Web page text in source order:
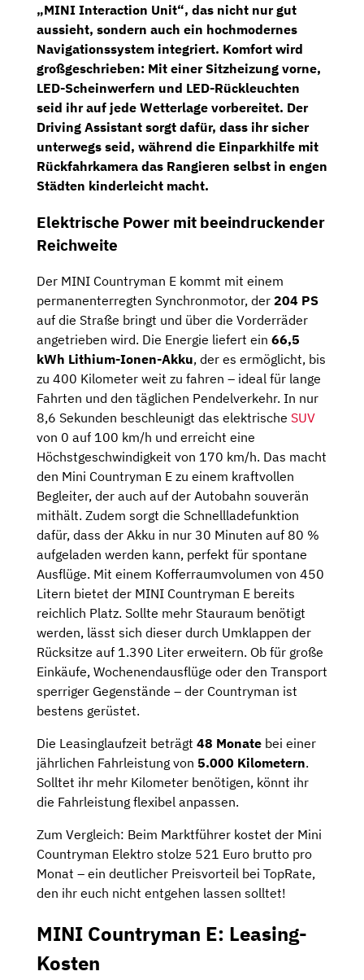
„MINI Interaction Unit“, das nicht nur gut
aussieht, sondern auch ein hochmodernes
Navigationssystem integriert. Komfort wird
großgeschrieben: Mit einer Sitzheizung vorne,
LED-Scheinwerfern und LED-Rückleuchten
seid ihr auf jede Wetterlage vorbereitet. Der
Driving Assistant sorgt dafür, dass ihr sicher
unterwegs seid, während die Einparkhilfe mit
Rückfahrkamera das Rangieren selbst in engen
Städten kinderleicht macht.
Elektrische Power mit beeindruckender
Reichweite
Der MINI Countryman E kommt mit einem
permanenterregten Synchronmotor, der 204 PS
auf die Straße bringt und über die Vorderräder
angetrieben wird. Die Energie liefert ein 66,5
kWh Lithium-Ionen-Akku, der es ermöglicht, bis
zu 400 Kilometer weit zu fahren – ideal für lange
Fahrten und den täglichen Pendelverkehr. In nur
8,6 Sekunden beschleunigt das elektrische SUV
von 0 auf 100 km/h und erreicht eine
Höchstgeschwindigkeit von 170 km/h. Das macht
den Mini Countryman E zu einem kraftvollen
Begleiter, der auch auf der Autobahn souverän
mithält. Zudem sorgt die Schnellladefunktion
dafür, dass der Akku in nur 30 Minuten auf 80 %
aufgeladen werden kann, perfekt für spontane
Ausflüge. Mit einem Kofferraumvolumen von 450
Litern bietet der MINI Countryman E bereits
reichlich Platz. Sollte mehr Stauraum benötigt
werden, lässt sich dieser durch Umklappen der
Rücksitze auf 1.390 Liter erweitern. Ob für große
Einkäufe, Wochenendausflüge oder den Transport
sperriger Gegenstände – der Countryman ist
bestens gerüstet.
Die Leasinglaufzeit beträgt 48 Monate bei einer
jährlichen Fahrleistung von 5.000 Kilometern.
Solltet ihr mehr Kilometer benötigen, könnt ihr
die Fahrleistung flexibel anpassen.
Zum Vergleich: Beim Marktführer kostet der Mini
Countryman Elektro stolze 521 Euro brutto pro
Monat – ein deutlicher Preisvorteil bei TopRate,
den ihr euch nicht entgehen lassen solltet!
MINI Countryman E: Leasing-
Kosten